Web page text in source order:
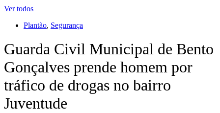
Ver todos
Plantão, Segurança
Guarda Civil Municipal de Bento
Gonçalves prende homem por
tráfico de drogas no bairro
Juventude